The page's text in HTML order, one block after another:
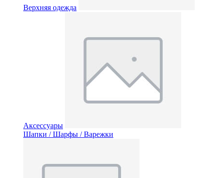
Верхняя одежда
Аксессуары
Шапки / Шарфы / Варежки